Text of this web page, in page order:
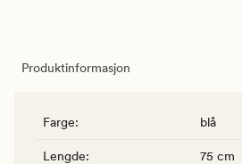
Produktinformasjon
Farge: blå
Lengde: 75 cm